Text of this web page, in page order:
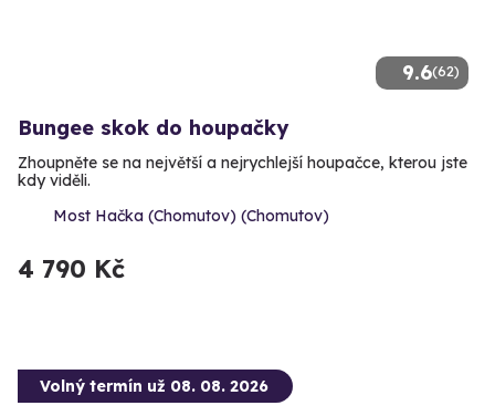
9.6(62)
Bungee skok do houpačky
Zhoupněte se na největší a nejrychlejší houpačce, kterou jste
kdy viděli.
Most Hačka (Chomutov) (Chomutov)
4 790 Kč
Volný termín už 08. 08. 2026